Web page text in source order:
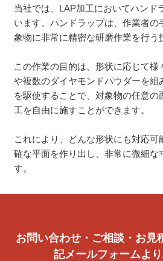
当社では、LAP加工においてハンド
います。ハンドラップは、作業者の
象物に非常に精密な研磨作業を行う
この作業の目的は、形状に応じて様
や複数のダイヤモンドパウダーを組
を駆使することで、対象物の任意の
工を自由に施すことができます。
これにより、どんな形状にも対応可
確な平面を作り出し、非常に微細な
す。
お問い合わせ・ご相談・お見
記メールフォームより